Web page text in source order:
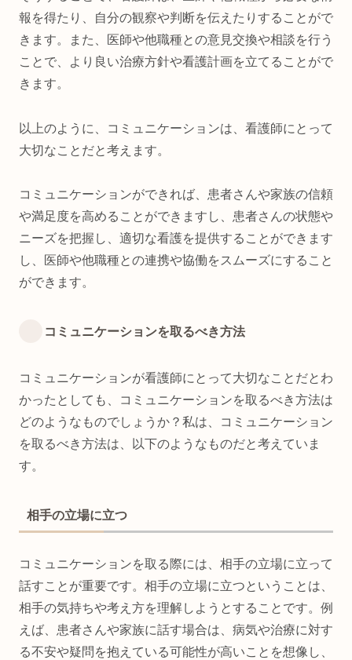
報を得たり、自分の観察や判断を伝えたりすることがで
きます。また、医師や他職種との意見交換や相談を行う
ことで、より良い治療方針や看護計画を立てることがで
きます。
以上のように、コミュニケーションは、看護師にとって
大切なことだと考えます。
コミュニケーションができれば、患者さんや家族の信頼
や満足度を高めることができますし、患者さんの状態や
ニーズを把握し、適切な看護を提供することができます
し、医師や他職種との連携や協働をスムーズにすること
ができます。
コミュニケーションを取るべき方法
コミュニケーションが看護師にとって大切なことだとわ
かったとしても、コミュニケーションを取るべき方法は
どのようなものでしょうか？私は、コミュニケーション
を取るべき方法は、以下のようなものだと考えていま
す。
相手の立場に立つ
コミュニケーションを取る際には、相手の立場に立って
話すことが重要です。相手の立場に立つということは、
相手の気持ちや考え方を理解しようとすることです。例
えば、患者さんや家族に話す場合は、病気や治療に対す
る不安や疑問を抱えている可能性が高いことを想像し、